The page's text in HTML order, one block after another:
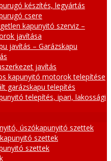
készítés, legyártás
csere
kapunyitó szerviz –
javítása
javítás – Garázskapu
javítás
kapunyitó motorok telepítése
garázskapu telepítés
telepítés, ipari, lakossági
úszókapunyitó szettek
szettek
szettek